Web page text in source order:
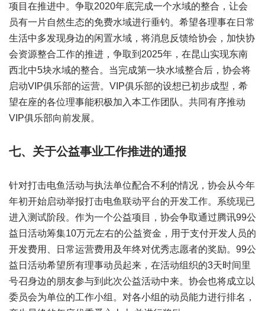
项目在推进中。争取2020年底完成一个水域的整合，让会
员有一片自然生态的免费水域进行垂钓。希望各理事在日常
生活中多发现身边的闲置水域，将消息反馈给协会，加快协
会资源整合工作的推进，争取到2025年，在昆山实现东南
西北中5块水域的整合。当完成第一块水域整合后，协会将
启动VIP俱乐部的运营。VIP俱乐部的设想已初步成型，希
望在座的各位理事能积极加入本工作团队。共同有序推动
VIP俱乐部向前发展。
七、关于公益事业工作推进的通报
针对打击电鱼活动与执法单位配合不利的情况，协会从今年
年初开始启动举报打击电鱼联动平台的开发工作。系统现已
进入测试阶段。作为一个公益项目，协会争取通过腾讯99公
益日活动筹集10万元左右的公益资金，用于支付开发人员的
开发费用、日常运营费用及年终对优秀志愿者的奖励。99公
益日活动希望所有理事动员起来，在活动组织的3天时间里
号召身边的朋友参与到此次公益活动中来。协会也将成立以
委员会为单位的工作小组。对各小组的动员能力进行排名，